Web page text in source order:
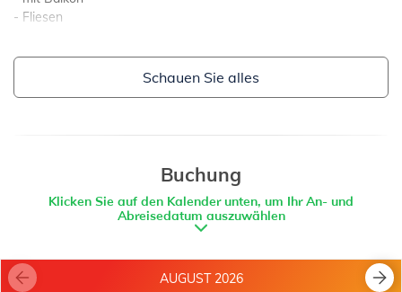
- Internetzugang
- Fliesen
- Anzahl von Kochplatten: 2
- Kühlschrank mit Tiefkühler: 15 l
BALKON
Schauen Sie alles
Buchung
Klicken Sie auf den Kalender unten, um Ihr An- und
Abreisedatum auszuwählen
AUGUST 2026